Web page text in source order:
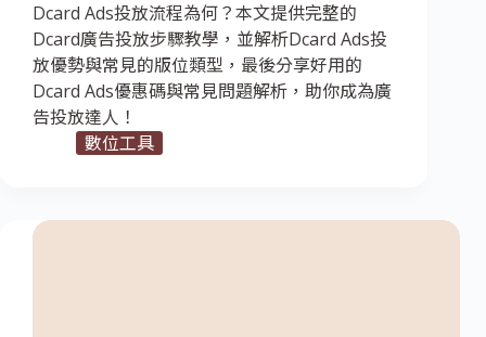
Dcard Ads投放流程為何？本文提供完整的
Dcard廣告投放步驟教學，並解析Dcard Ads投
放優勢與常見的版位類型，最後分享好用的
Dcard Ads優惠碼與常見問題解析，助你成為廣
告投放達人！
數位工具